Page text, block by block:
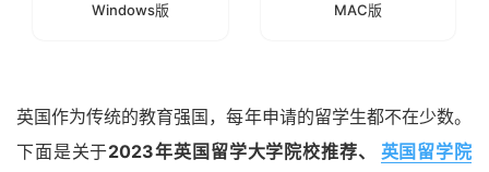
Windows版 MAC版
英国作为传统的教育强国，每年申请的留学生都不在少数。
下面是关于2023年英国留学大学院校推荐、
英国留学院